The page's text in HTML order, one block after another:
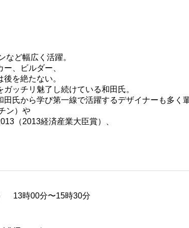
など幅広く活躍。
、ビルダー、
を絶たない。
ッチリ魅了し続けている和田氏。
氏から学び第一線で活躍するデザイナーも多く
ン）や
（2013経済産業大臣賞）、
13時00分〜15時30分